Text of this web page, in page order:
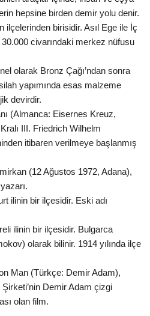
hepsine birden demir yolu denir.
ilçelerinden birisidir. Asıl Ege ile İç
30.000 civarındaki merkez nüfusu
olarak Bronz Çağı’ndan sonra
yapımında esas malzeme
devirdir.
(Almanca: Eisernes Kreuz,
III. Friedrich Wilhelm
itibaren verilmeye başlanmış
(12 Ağustos 1972, Adana),
ilinin bir ilçesidir. Eski adı
ilinin bir ilçesidir. Bulgarca
olarak bilinir. 1914 yılında ilçe
Man (Türkçe: Demir Adam),
Demir Adam çizgi
olan film.